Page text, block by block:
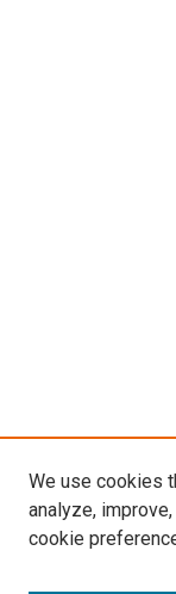
We use cookies
analyze,
cookie